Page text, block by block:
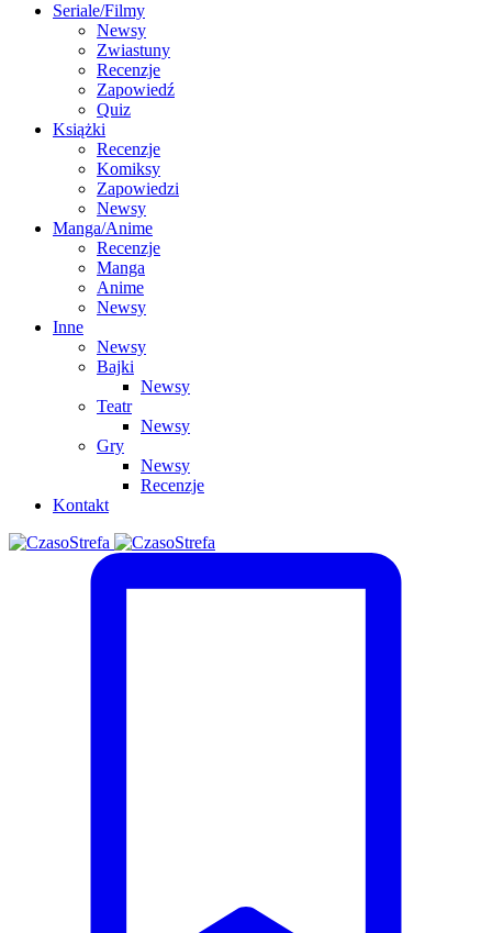
Seriale/Filmy
Newsy
Zwiastuny
Recenzje
Zapowiedź
Quiz
Książki
Recenzje
Komiksy
Zapowiedzi
Newsy
Manga/Anime
Recenzje
Manga
Anime
Newsy
Inne
Newsy
Bajki
Newsy
Teatr
Newsy
Gry
Newsy
Recenzje
Kontakt